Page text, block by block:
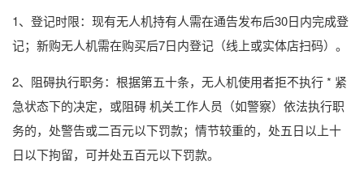
1、登记时限：现有无人机持有人需在通告发布后30日内完成登
记；新购无人机需在购买后7日内登记（线上或实体店扫码）。
2、阻碍执行职务：根据第五十条，无人机使用者拒不执行 * 紧
急状态下的决定，或阻碍 机关工作人员（如警察）依法执行职
务的，处警告或二百元以下罚款；情节较重的，处五日以上十
日以下拘留，可并处五百元以下罚款。